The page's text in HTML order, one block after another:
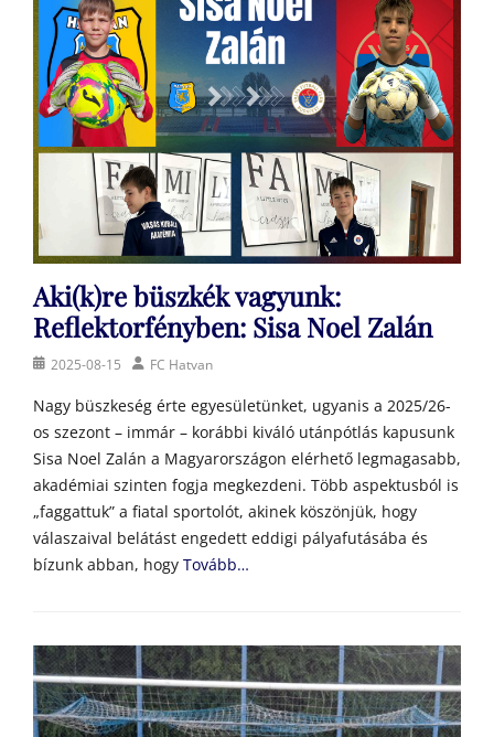
Aki(k)re büszkék vagyunk:
Reflektorfényben: Sisa Noel Zalán
Posted2025-08-15 AuthorFC Hatvan
Nagy büszkeség érte egyesületünket, ugyanis a 2025/26-
os szezont – immár – korábbi kiváló utánpótlás kapusunk
Sisa Noel Zalán a Magyarországon elérhető legmagasabb,
akadémiai szinten fogja megkezdeni. Több aspektusból is
„faggattuk” a fiatal sportolót, akinek köszönjük, hogy
válaszaival belátást engedett eddigi pályafutásába és
bízunk abban, hogy Tovább…